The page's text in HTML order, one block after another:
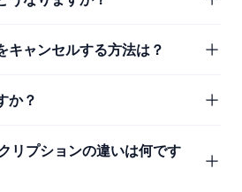
キャンセルする方法は？
か？
リプションの違いは何です